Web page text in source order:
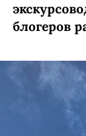
блогеров